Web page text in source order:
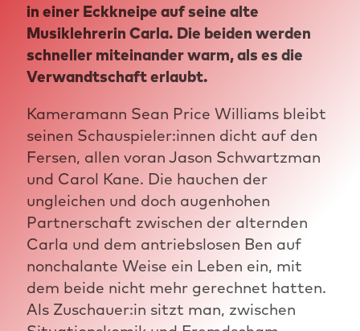
in einer Eckkneipe auf seine alte
Musiklehrerin Carla. Die beiden werden
schneller miteinander warm, als es die
Verwandtschaft erlaubt.
Kameramann Sean Price Williams bleibt
seinen Schauspieler:innen dicht auf den
Fersen, allen voran Jason Schwartzman
und Carol Kane. Die hauchen der
ungleichen und doch augenhohen
Partnerschaft zwischen der alternden
Carla und dem antriebslosen Ben auf
nonchalante Weise ein Leben ein, mit
dem beide nicht mehr gerechnet hatten.
Als Zuschauer:in sitzt man, zwischen